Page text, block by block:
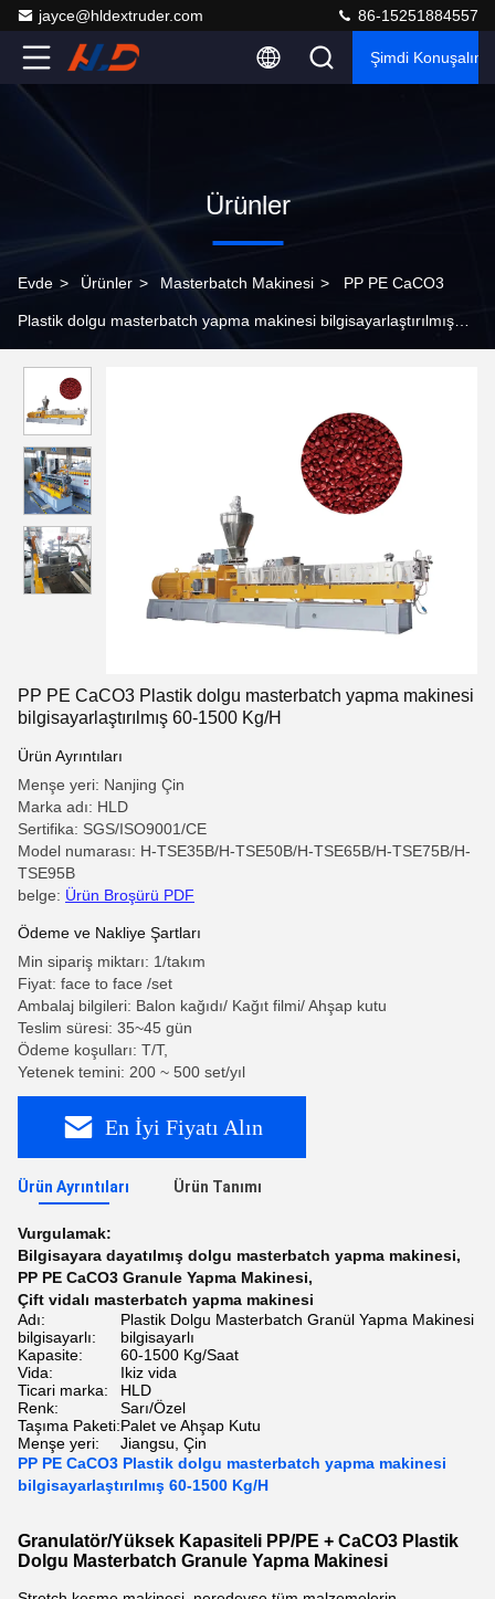
jayce@hldextruder.com 86-15251884557
Şimdi Konuşalım.
Ürünler
Evde > Ürünler > Masterbatch Makinesi > PP PE CaCO3
Plastik dolgu masterbatch yapma makinesi bilgisayarlaştırılmış
PP PE CaCO3 Plastik dolgu masterbatch yapma makinesi
bilgisayarlaştırılmış 60-1500 Kg/H
Ürün Ayrıntıları
Menşe yeri: Nanjing Çin
Marka adı: HLD
Sertifika: SGS/ISO9001/CE
Model numarası: H-TSE35B/H-TSE50B/H-TSE65B/H-TSE75B/H-
TSE95B
belge: Ürün Broşürü PDF
Ödeme ve Nakliye Şartları
Min sipariş miktarı: 1/takım
Fiyat: face to face /set
Ambalaj bilgileri: Balon kağıdı/ Kağıt filmi/ Ahşap kutu
Teslim süresi: 35~45 gün
Ödeme koşulları: T/T,
Yetenek temini: 200 ~ 500 set/yıl
En İyi Fiyatı Alın
Ürün Ayrıntıları Ürün Tanımı
Vurgulamak:
Bilgisayara dayatılmış dolgu masterbatch yapma makinesi,
PP PE CaCO3 Granule Yapma Makinesi,
Çift vidalı masterbatch yapma makinesi
Adı:
Plastik Dolgu Masterbatch Granül Yapma Makinesi
bilgisayarlı:
bilgisayarlı
Kapasite:
60-1500 Kg/Saat
Vida:
Ikiz vida
Ticari marka:
HLD
Renk:
Sarı/Özel
Taşıma Paketi:Palet ve Ahşap Kutu
Menşe yeri:
Jiangsu, Çin
PP PE CaCO3 Plastik dolgu masterbatch yapma makinesi
bilgisayarlaştırılmış 60-1500 Kg/H
Granulatör/Yüksek Kapasiteli PP/PE + CaCO3 Plastik
Dolgu Masterbatch Granule Yapma Makinesi